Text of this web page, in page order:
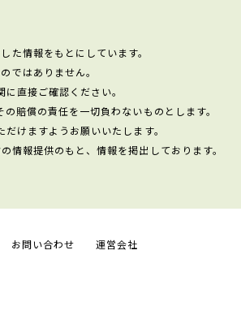
た情報をもとにしています。
ではありません。
直接ご確認ください。
賠償の責任を一切負わないものとします。
けますようお願いいたします。
報提供のもと、情報を掲出しております。
お問い合わせ 運営会社